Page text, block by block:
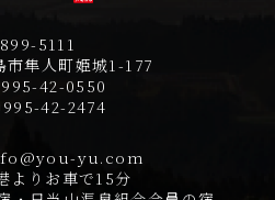
5111
市隼人町姫城1-177
42-0550
42-2474
yu.com
よりお車で15分